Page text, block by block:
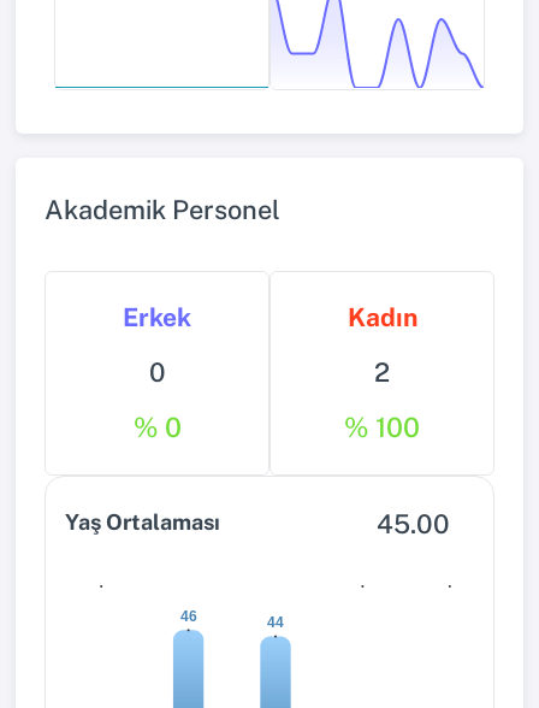
Akademik Personel
Erkek
0
% 0
Kadın
2
% 100
Yaş Ortalaması 45.00
46 44